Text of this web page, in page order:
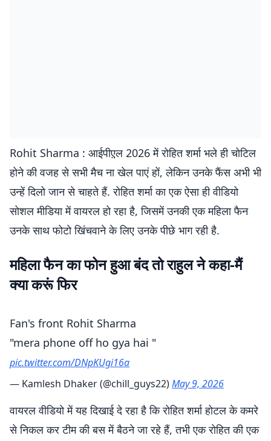
Rohit Sharma : आईपीए़ल 2026 में रोहित शर्मा भले ही चोटिल
होने की वजह से सभी मैच ना खेल पाएं हों, लेकिन उनके फैंस अभी भी
उन्हें दिलो जान से चाहते हैं. रोहित शर्मा का एक ऐसा ही वीडियो
सोशल मीडिया में वायरल हो रहा है, जिसमें उनकी एक महिला फैन
उनके साथ फोटो खिंचवाने के लिए उनके पीछे भाग रही है.
महिला फैन का फोन हुआ बंद तो राहुल ने कहा-मैं
क्या करूं फिर
Fan's front Rohit Sharma
"mera phone off ho gya hai "
pic.twitter.com/DNpKUgi16a
— Kamlesh Dhaker (@chill_guys22)May 9, 2026
वायरल वीडियो में यह दिखाई दे रहा है कि रोहित शर्मा होटल के कमरे
से निकल कर टीम की बस में बैठने जा रहे हैं, तभी एक रोहित की एक